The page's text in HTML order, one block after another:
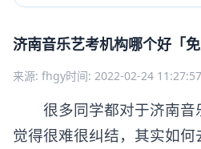
济南音乐艺考机构哪个好「免
来源: fhgy时间: 2022-02-24 11:27:57
很多同学都对于济南音
觉得很难很纠结，其实如